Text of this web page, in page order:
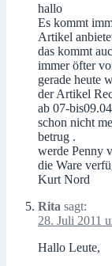
hallo
Es kommt
Artikel
das kommt
immer öfter
gerade heute
der Artikel
ab 07-
schon nicht
betrug .
werde Penny
die Ware
Kurt Nord
Rita sagt:
28. Juli 2011
Hallo Leute,